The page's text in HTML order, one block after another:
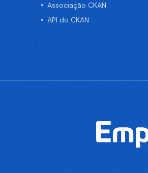
Associação CKAN
API do CKAN